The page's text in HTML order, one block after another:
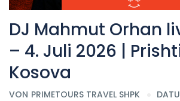
DJ Mahmut Orhan
– 4. Juli 2026 |
Kosova
VON PRIMETOURS TRAVEL SHPK